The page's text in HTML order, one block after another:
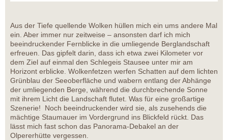
Aus der Tiefe quellende Wolken hüllen mich ein ums andere Mal
ein. Aber immer nur zeitweise – ansonsten darf ich mich
beeindruckender Fernblicke in die umliegende Berglandschaft
erfreuen. Das gipfelt darin, dass ich etwa zwei Kilometer vor
dem Ziel auf einmal den Schlegeis Stausee unter mir am
Horizont erblicke. Wolkenfetzen werfen Schatten auf dem lichten
Grünblau der Seeoberfläche und wabern entlang der Abhänge
der umliegenden Berge, während die durchbrechende Sonne
mit ihrem Licht die Landschaft flutet. Was für eine großartige
Szenerie! Noch beeindruckender wird sie, als zusehends die
mächtige Staumauer im Vordergrund ins Blickfeld rückt. Das
lässt mich fast schon das Panorama-Debakel an der
Olpererhütte vergessen.